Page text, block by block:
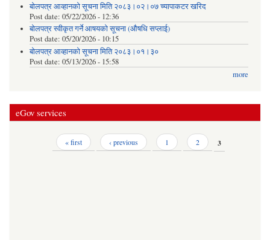
बोलपत्र आव्हानको सूचना मिति २०८३।०२।०७ च्यापाकटर खरिद
Post date: 05/22/2026 - 12:36
बोलपत्र स्वीकृत गर्ने आषयको सूचना (औषधि सप्लाई)
Post date: 05/20/2026 - 10:15
बोलपत्र आव्हानको सूचना मिति २०८३।०१।३०
Post date: 05/13/2026 - 15:58
more
eGov services
« first ‹ previous 1 2 3